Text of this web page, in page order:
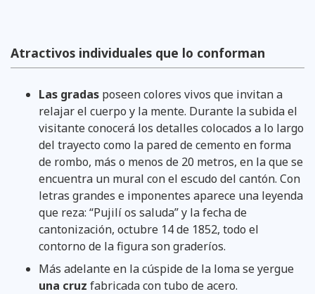
Atractivos individuales que lo conforman
Las gradas poseen colores vivos que invitan a
relajar el cuerpo y la mente. Durante la subida el
visitante conocerá los detalles colocados a lo largo
del trayecto como la pared de cemento en forma
de rombo, más o menos de 20 metros, en la que se
encuentra un mural con el escudo del cantón. Con
letras grandes e imponentes aparece una leyenda
que reza: “Pujilí os saluda” y la fecha de
cantonización, octubre 14 de 1852, todo el
contorno de la figura son graderíos.
Más adelante en la cúspide de la loma se yergue
una cruz fabricada con tubo de acero.